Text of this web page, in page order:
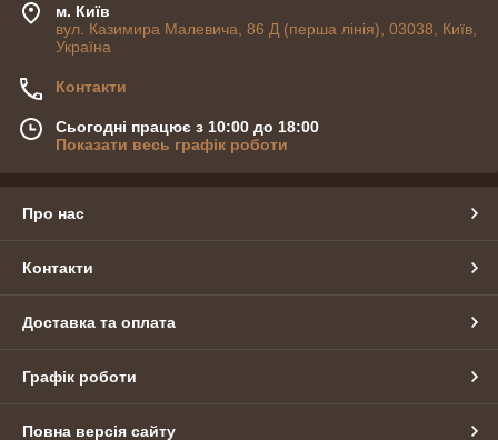
м. Київ
вул. Казимира Малевича, 86 Д (перша лінія), 03038, Київ,
Україна
Контакти
Сьогодні працює з 10:00 до 18:00
Показати весь графік роботи
Про нас
Контакти
Доставка та оплата
Графік роботи
Повна версія сайту